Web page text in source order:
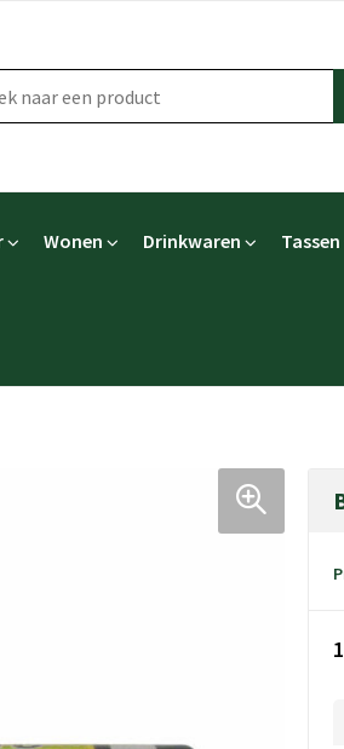
Wonen Drinkwaren Tassen